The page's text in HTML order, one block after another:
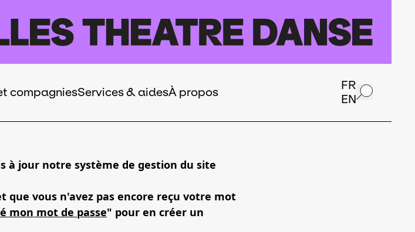
compagniesServices & aidesÀ propos
FR
EN
à jour notre système de gestion du site
que vous n'avez pas encore reçu votre mot
mon mot de passe" pour en créer un